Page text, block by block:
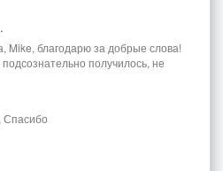
Mike, благодарю за добрые слова!
получилось, не
Спасибо